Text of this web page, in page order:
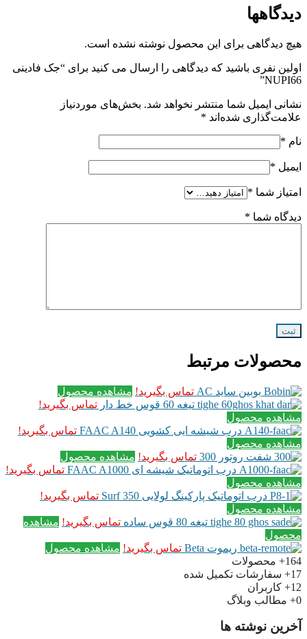
دیدگاهها
هیچ دیدگاهی برای این محصول نوشته نشده است.
اولین نفری باشید که دیدگاهی را ارسال می کنید برای “جک فادینی
NUPI66”
نشانی ایمیل شما منتشر نخواهد شد. بخش‌های موردنیاز
علامت‌گذاری شده‌اند *
نام *
ایمیل *
امتیاز شما *
دیدگاه شما *
محصولات مرتبط
بوبین ساید AC تماس بگیرید! مشاهده محصول
تیغه 60 قوس خط دار
تماس بگیرید!
مشاهده محصول
درب شیشه ایی کشویی FAAC A140
تماس بگیرید!
مشاهده محصول
شفت روتور 300
تماس بگیرید! مشاهده محصول
درب اتوماتیک شیشه ای FAAC A1000
تماس بگیرید!
مشاهده محصول
درب اتوماتیک پارکینگ لولایی Surf 350
تماس بگیرید!
مشاهده محصول
تیغه 80 قوس ساده
تماس بگیرید! مشاهده
محصول
ریموت Beta
تماس بگیرید! مشاهده محصول
164+
محصولات
17+
سفارشات تکمیل شده
12+
کاربران
0+
مطالب وبلاگ
آخرین نوشته ها